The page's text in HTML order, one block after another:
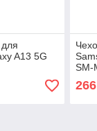
A13 5G
SM-
266